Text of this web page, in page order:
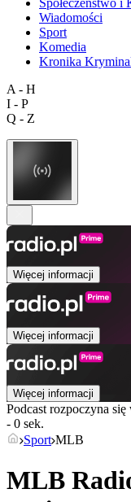
Wiadomości
Sport
Komedia
Kronika
A - H
I - P
Q - Z
Więcej informacji
Więcej informacji
Więcej informacji
Podcast rozpoczyna się
- 0 sek.
Sport MLB
MLB